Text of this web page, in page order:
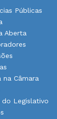
Públicas
Aberta
na Câmara
do Legislativo